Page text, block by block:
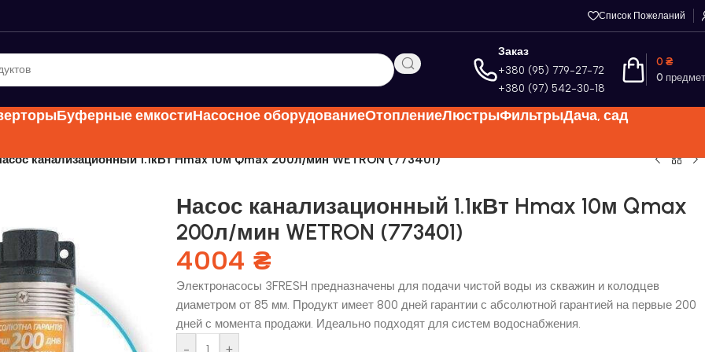
Список Пожеланий
Заказ
+380 (95) 779-27-72
+380 (97) 542-30-18
0
0 ₴
Буферные емкостиНасосное оборудованиеОтоплениеЛюстрыФильтрыДача, сад
канализационный 1.1кВт Hmax 10м Qmax 200л/мин WETRON (773401)
Насос канализационный 1.1кВт Hmax 10м Qmax
200л/мин WETRON (773401)
4004 ₴
Электронасосы 3FRESH предназначены для подачи чистой воды из скважин и колодцев
диаметром от 85 мм. Продукт имеет 800 дней гарантии с абсолютной гарантией на первые 200
дней с момента продажи. Идеально подходят для систем водоснабжения.